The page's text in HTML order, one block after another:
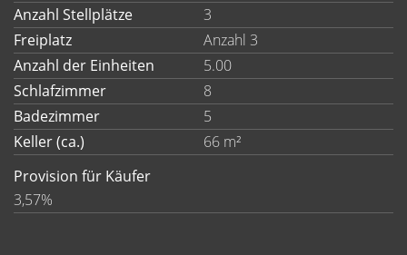
Anzahl Stellplätze
3
Freiplatz
Anzahl 3
Anzahl der Einheiten
5.00
Schlafzimmer
8
Badezimmer
5
Keller (ca.)
66 m²
Provision für Käufer
3,57%